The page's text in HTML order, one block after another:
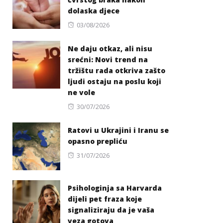
dolaska djece
Posted
03/08/2026
Ne daju otkaz, ali nisu
srećni: Novi trend na
tržištu rada otkriva zašto
ljudi ostaju na poslu koji
ne vole
Posted
30/07/2026
Ratovi u Ukrajini i Iranu se
opasno prepliću
Posted
31/07/2026
Psihologinja sa Harvarda
dijeli pet fraza koje
signaliziraju da je vaša
veza gotova